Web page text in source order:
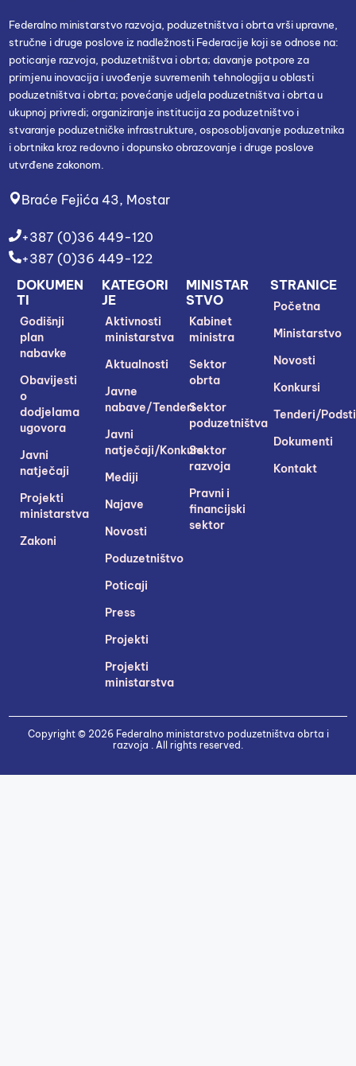
Federalno ministarstvo razvoja, poduzetništva i obrta vrši upravne,
stručne i druge poslove iz nadležnosti Federacije koji se odnose na:
poticanje razvoja, poduzetništva i obrta; davanje potpore za
primjenu inovacija i uvođenje suvremenih tehnologija u oblasti
poduzetništva i obrta; povećanje udjela poduzetništva i obrta u
ukupnoj privredi; organiziranje institucija za poduzetništvo i
stvaranje poduzetničke infrastrukture, osposobljavanje poduzetnika
i obrtnika kroz redovno i dopunsko obrazovanje i druge poslove
utvrđene zakonom.
Braće Fejića 43, Mostar
+387 (0)36 449-120
+387 (0)36 449-122
STRANICE
Početna
Ministarstvo
Novosti
Konkursi
Tenderi/
Dokumenti
Kontakt
MINISTAR
STVO
Kabinet
ministra
Sektor
obrta
Sektor
poduzetništva
Sektor
razvoja
Pravni i
financijski
sektor
KATEGORI
JE
Aktivnosti
ministarstva
Aktualnosti
Javne
nabave/Tenderi
Javni
natječaji/Konkursi
Mediji
Najave
Novosti
Poduzetništvo
Poticaji
Press
Projekti
Projekti
ministarstva
DOKUMEN
TI
Godišnji
plan
nabavke
Obavijesti
o
dodjelama
ugovora
Javni
natječaji
Projekti
ministarstva
Zakoni
Copyright © 2026 Federalno ministarstvo poduzetništva obrta i
razvoja . All rights reserved.